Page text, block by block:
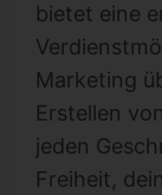
bietet eine
Marketing
Erstellen
jeden
Freiheit,